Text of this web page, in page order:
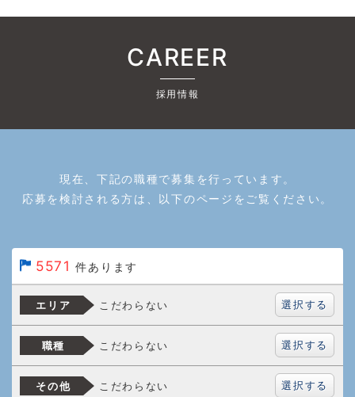
CAREER
採用情報
現在、下記の職種で募集を行っています。
応募を検討される方は、以下のページをご覧ください。
5571 件あります
エリア こだわらない 選択する
職種 こだわらない 選択する
その他 こだわらない 選択する